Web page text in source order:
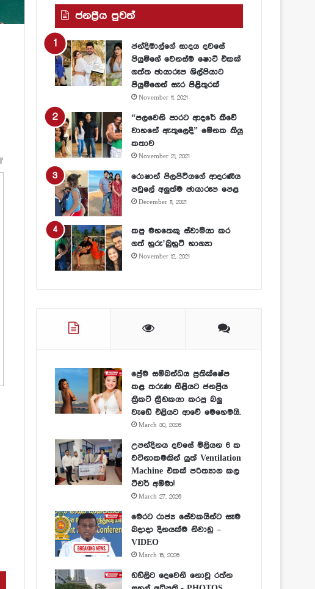
ජනප්‍රීය පුවත්
ජන්දිමාල්ගේ සාදය දවසේ
පියුමිගේ වෙනස්ම ෂොට් එකක්
ගත්ත ඡායාරූප ශිල්පියාට
පියුමිගෙන් සැර පිළිතුරක්
November 11, 2021
“පලවෙනි පාරට ආදරේ කීවේ
වාහනේ ඇතුලෙදි” මේනක කියූ
කතාව
November 21, 2021
රොෂාන් පිලපිටියගේ ආදරණීය
පවුලේ අලුත්ම ඡායාරූප පෙළ
December 11, 2021
කපු මහතෙකු ස්වාමියා කර
ගත් හුරු’බුහුටි භාග්‍යා
November 12, 2021
ප්‍රේම සම්බන්ධය ප්‍රතික්ෂේප
කළ තරුණ නිළියට ජනප්‍රිය
ක්‍රිකට් ක්‍රීඩකයා කරපු බලු
වැඩේ එළියට ආවේ මෙහෙමයි.
March 30, 2026
උපන්දිනය දවසේ මිලියන 6 ක
වටිනාකමකින් යුත් Ventilation
Machine එකක් පරිත්‍යාග කල
ටීචර් අම්මා!
March 27, 2026
මෙරට රාජ්‍ය සේවකයින්ට සෑම
බදාදා දිනයක්ම නිවාඩු –
VIDEO
March 16, 2026
ඩඩ්ලිට දෙවෙනි නොවූ රත්න